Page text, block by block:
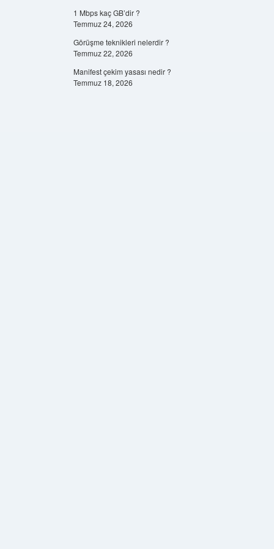
1 Mbps kaç GB’dir ?
Temmuz 24, 2026
Görüşme teknikleri nelerdir ?
Temmuz 22, 2026
Manifest çekim yasası nedir ?
Temmuz 18, 2026